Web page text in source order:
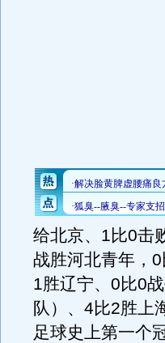
给北京、1比0击
战胜河北青年，
1胜辽宁、0比0
队）、4比2胜上
足球史上第一个